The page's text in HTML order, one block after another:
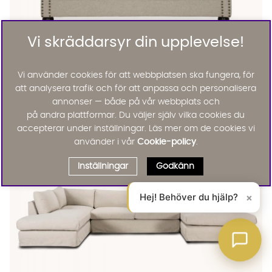
WINDSOR Chesterfield Bäddsoffa Beige
KAMPANJ
13995 :-
Vi skräddarsyr din upplevelse!
Vi använder cookies för att webbplatsen ska fungera, för
att analysera trafik och för att anpassa och personalisera
annonser — både på vår webbplats och
på andra plattformar. Du väljer själv vilka cookies du
accepterar under inställningar. Läs mer om de cookies vi
använder i vår Cookie-policy.
Inställningar Godkänn
Hej! Behöver du hjälp? ×